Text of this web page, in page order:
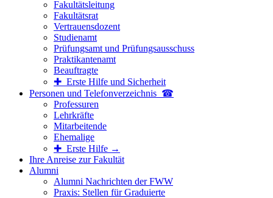
Fakultätsleitung
Fakultätsrat
Vertrauensdozent
Studienamt
Prüfungsamt und Prüfungsausschuss
Praktikantenamt
Beauftragte
✚ Erste Hilfe und Sicherheit
Personen und Telefon­verzeichnis ☎
Professuren
Lehrkräfte
Mitarbeitende
Ehemalige
✚ Erste Hilfe →
Ihre Anreise zur Fakultät
Alumni
Alumni Nachrichten der FWW
Praxis: Stellen für Graduierte